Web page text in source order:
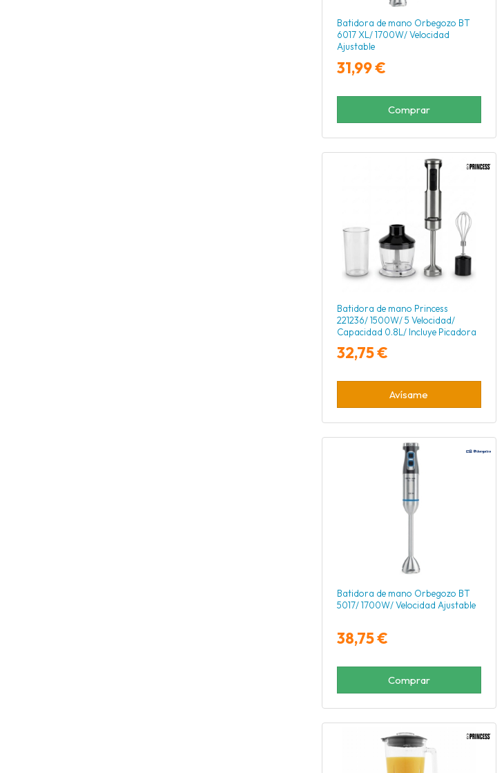
Batidora de mano Orbegozo BT
6017 XL/ 1700W/ Velocidad
Ajustable
31,99 €
Comprar
Batidora de mano Princess
221236/ 1500W/ 5 Velocidad/
Capacidad 0.8L/ Incluye Picadora
32,75 €
Avísame
Batidora de mano Orbegozo BT
5017/ 1700W/ Velocidad Ajustable
38,75 €
Comprar